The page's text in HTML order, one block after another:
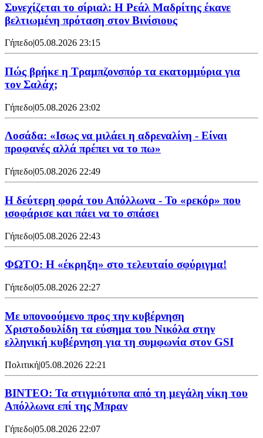
Συνεχίζεται το σίριαλ: Η Ρεάλ Μαδρίτης έκανε
βελτιωμένη πρόταση στον Βινίσιους
Γήπεδο|05.08.2026 23:15
Πώς βρήκε η Τραμπζονσπόρ τα εκατομμύρια για
τον Σαλάχ;
Γήπεδο|05.08.2026 23:02
Λοσάδα: «Ισως να μιλάει η αδρεναλίνη - Είναι
προφανές αλλά πρέπει να το πω»
Γήπεδο|05.08.2026 22:49
Η δεύτερη φορά του Απόλλωνα - Το «ρεκόρ» που
ισοφάρισε και πάει να το σπάσει
Γήπεδο|05.08.2026 22:43
ΦΩΤΟ: Η «έκρηξη» στο τελευταίο σφύριγμα!
Γήπεδο|05.08.2026 22:27
Με υπονοούμενο προς την κυβέρνηση
Χριστοδουλίδη τα εύσημα του Νικόλα στην
ελληνική κυβέρνηση για τη συμφωνία στον GSI
Πολιτική|05.08.2026 22:21
ΒΙΝΤΕΟ: Τα στιγμιότυπα από τη μεγάλη νίκη του
Απόλλωνα επί της Μπραν
Γήπεδο|05.08.2026 22:07